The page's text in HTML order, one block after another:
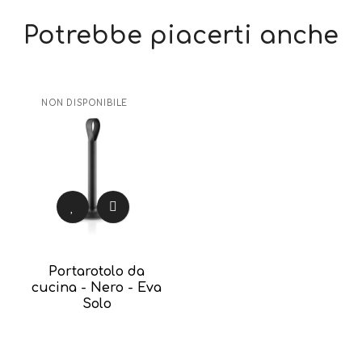
Potrebbe piacerti anche
NON DISPONIBILE
Portarotolo da
cucina - Nero - Eva
Solo